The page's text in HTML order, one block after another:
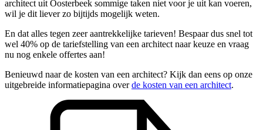
architect uit Oosterbeek sommige taken niet voor je uit kan voeren,
wil je dit liever zo bijtijds mogelijk weten.
En dat alles tegen zeer aantrekkelijke tarieven! Bespaar dus snel tot
wel 40% op de tariefstelling van een architect naar keuze en vraag
nu nog enkele offertes aan!
Benieuwd naar de kosten van een architect? Kijk dan eens op onze
uitgebreide informatiepagina overde kosten van een architect.